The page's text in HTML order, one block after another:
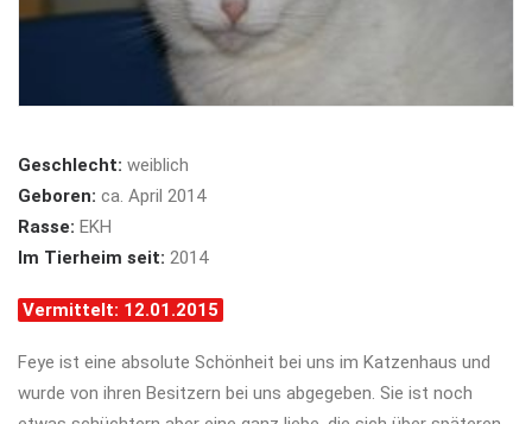
Geschlecht: weiblich
Geboren: ca. April 2014
Rasse: EKH
Im Tierheim seit: 2014
Vermittelt: 12.01.2015
Feye ist eine absolute Schönheit bei uns im Katzenhaus und
wurde von ihren Besitzern bei uns abgegeben. Sie ist noch